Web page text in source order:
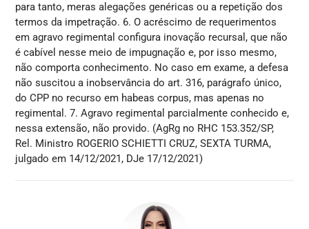
para tanto, meras alegações genéricas ou a repetição dos
termos da impetração. 6. O acréscimo de requerimentos
em agravo regimental configura inovação recursal, que não
é cabível nesse meio de impugnação e, por isso mesmo,
não comporta conhecimento. No caso em exame, a defesa
não suscitou a inobservância do art. 316, parágrafo único,
do CPP no recurso em habeas corpus, mas apenas no
regimental. 7. Agravo regimental parcialmente conhecido e,
nessa extensão, não provido. (AgRg no RHC 153.352/SP,
Rel. Ministro ROGERIO SCHIETTI CRUZ, SEXTA TURMA,
julgado em 14/12/2021, DJe 17/12/2021)